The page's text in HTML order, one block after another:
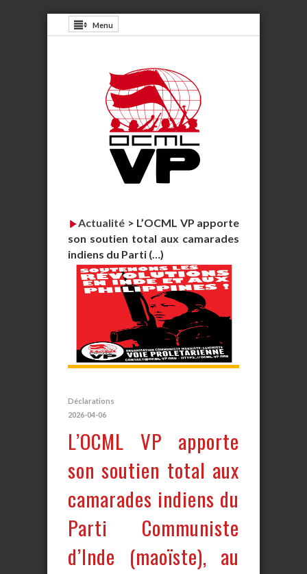
Menu
Actualité > L’OCML VP apporte
son soutien total aux camarades
indiens du Parti (…)
Déclarations
2026-04-06
L’OCML VP apporte
son soutien total aux
camarades indiens du
Parti Communiste
d’Inde (maoïste), au